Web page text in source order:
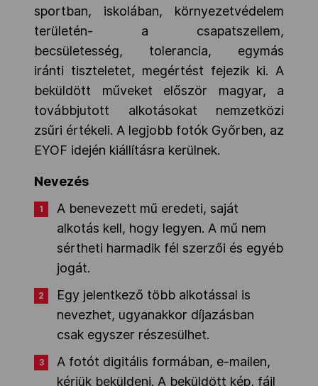
sportban, iskolában, környezetvédelem
területén- a csapatszellem,
becsületesség, tolerancia, egymás
iránti tiszteletet, megértést fejezik ki. A
beküldött műveket először magyar, a
továbbjutott alkotásokat nemzetközi
zsűri értékeli. A legjobb fotók Győrben, az
EYOF idején kiállításra kerülnek.
Nevezés
A benevezett mű eredeti, saját
alkotás kell, hogy legyen. A mű nem
sértheti harmadik fél szerzői és egyéb
jogát.
Egy jelentkező több alkotással is
nevezhet, ugyanakkor díjazásban
csak egyszer részesülhet.
A fotót digitális formában, e-mailen,
kérjük beküldeni. A beküldött kép, fájl